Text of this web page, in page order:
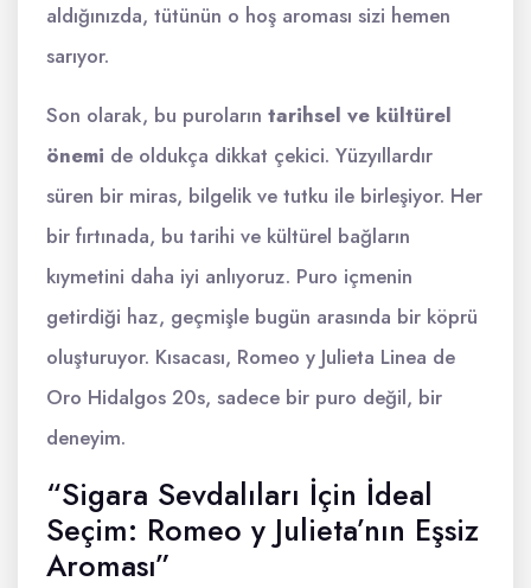
aldığınızda, tütünün o hoş aroması sizi hemen
sarıyor.
Son olarak, bu puroların tarihsel ve kültürel
önemi de oldukça dikkat çekici. Yüzyıllardır
süren bir miras, bilgelik ve tutku ile birleşiyor. Her
bir fırtınada, bu tarihi ve kültürel bağların
kıymetini daha iyi anlıyoruz. Puro içmenin
getirdiği haz, geçmişle bugün arasında bir köprü
oluşturuyor. Kısacası, Romeo y Julieta Linea de
Oro Hidalgos 20s, sadece bir puro değil, bir
deneyim.
“Sigara Sevdalıları İçin İdeal
Seçim: Romeo y Julieta’nın Eşsiz
Aroması”